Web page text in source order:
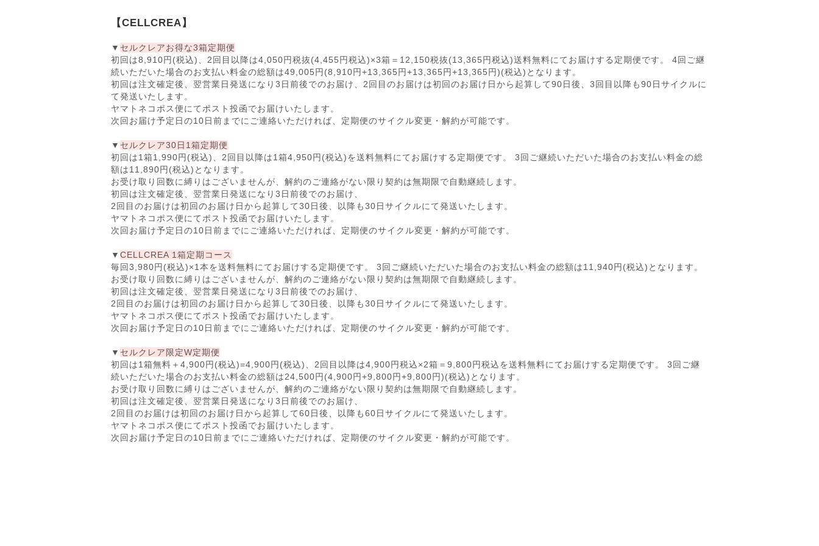
【CELLCREA】
▼ セルクレアお得な3箱定期便
初回は8,910円(税込)、2回目以降は4,050円税抜(4,455円税込)×3箱＝12,150税抜(13,365円税込)送料無料にてお届けする定期便です。 4回ご継
続いただいた場合のお支払い料金の総額は49,005円(8,910円+13,365円+13,365円+13,365円)(税込)となります。
初回は注文確定後、翌営業日発送になり3日前後でのお届け、2回目のお届けは初回のお届け日から起算して90日後、3回目以降も90日サイクルに
て発送いたします。
ヤマトネコポス便にてポスト投函でお届けいたします。
次回お届け予定日の10日前までにご連絡いただければ、定期便のサイクル変更・解約が可能です。
▼ セルクレア30日1箱定期便
初回は1箱1,990円(税込)、2回目以降は1箱4,950円(税込)を送料無料にてお届けする定期便です。 3回ご継続いただいた場合のお支払い料金の総
額は11,890円(税込)となります。
お受け取り回数に縛りはございませんが、解約のご連絡がない限り契約は無期限で自動継続します。
初回は注文確定後、翌営業日発送になり3日前後でのお届け、
2回目のお届けは初回のお届け日から起算して30日後、以降も30日サイクルにて発送いたします。
ヤマトネコポス便にてポスト投函でお届けいたします。
次回お届け予定日の10日前までにご連絡いただければ、定期便のサイクル変更・解約が可能です。
▼ CELLCREA 1箱定期コース
毎回3,980円(税込)×1本を送料無料にてお届けする定期便です。 3回ご継続いただいた場合のお支払い料金の総額は11,940円(税込)となります。
お受け取り回数に縛りはございませんが、解約のご連絡がない限り契約は無期限で自動継続します。
初回は注文確定後、翌営業日発送になり3日前後でのお届け、
2回目のお届けは初回のお届け日から起算して30日後、以降も30日サイクルにて発送いたします。
ヤマトネコポス便にてポスト投函でお届けいたします。
次回お届け予定日の10日前までにご連絡いただければ、定期便のサイクル変更・解約が可能です。
▼ セルクレア限定W定期便
初回は1箱無料＋4,900円(税込)=4,900円(税込)、2回目以降は4,900円税込×2箱＝9,800円税込を送料無料にてお届けする定期便です。 3回ご継
続いただいた場合のお支払い料金の総額は24,500円(4,900円+9,800円+9,800円)(税込)となります。
お受け取り回数に縛りはございませんが、解約のご連絡がない限り契約は無期限で自動継続します。
初回は注文確定後、翌営業日発送になり3日前後でのお届け、
2回目のお届けは初回のお届け日から起算して60日後、以降も60日サイクルにて発送いたします。
ヤマトネコポス便にてポスト投函でお届けいたします。
次回お届け予定日の10日前までにご連絡いただければ、定期便のサイクル変更・解約が可能です。